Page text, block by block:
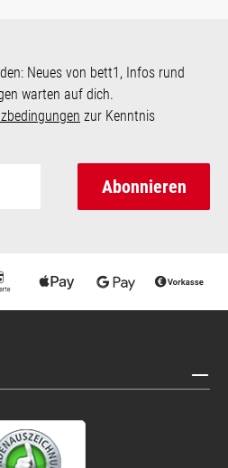
Neues von bett1, Infos rund
warten auf dich.
zur Kenntnis
Abonnieren